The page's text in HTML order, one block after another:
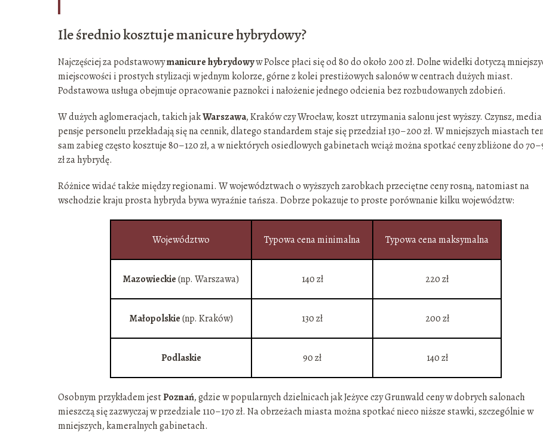
Ile średnio kosztuje manicure hybrydowy?
Najczęściej za podstawowymanicure hybrydowyw Polsce płaci się od 80 do około 200 zł. Dolne widełki dotyczą
miejscowości i prostych stylizacji w jednym kolorze, górne z kolei prestiżowych salonów w centrach dużych miast.
Podstawowa usługa obejmuje opracowanie paznokci i nałożenie jednego odcienia bez rozbudowanych zdobień.
W dużych aglomeracjach, takich jakWarszawa, Kraków czy Wrocław, koszt utrzymania salonu jest wyższy. Czynsz,
pensje personelu przekładają się na cennik, dlatego standardem staje się przedział 130–200 zł. W mniejszych miastach
sam zabieg często kosztuje 80–120 zł, a w niektórych osiedlowych gabinetach wciąż można spotkać ceny zbliżone do
zł za hybrydę.
Różnice widać także między regionami. W województwach o wyższych zarobkach przeciętne ceny rosną, natomiast na
wschodzie kraju prosta hybryda bywa wyraźnie tańsza. Dobrze pokazuje to proste porównanie kilku województw:
Województwo Typowa cena minimalna Typowa cena maksymalna
Mazowieckie(np. Warszawa) 140 zł 220 zł
Małopolskie(np. Kraków) 130 zł 200 zł
Podlaskie 90 zł 140 zł
Osobnym przykładem jestPoznań, gdzie w popularnych dzielnicach jak Jeżyce czy Grunwald ceny w dobrych salonach
mieszczą się zazwyczaj w przedziale 110–170 zł. Na obrzeżach miasta można spotkać nieco niższe stawki, szczególnie w
mniejszych, kameralnych gabinetach.